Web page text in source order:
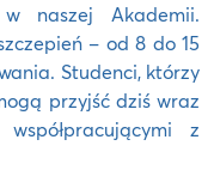
w naszej Akademii.
– od 8 do 15
Studenci, którzy
przyjść dziś wraz
z